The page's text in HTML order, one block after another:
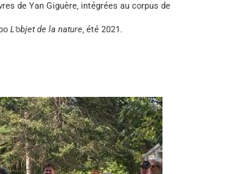
de Yan Giguère, intégrées au corpus de
L’objet de la nature, été 2021.